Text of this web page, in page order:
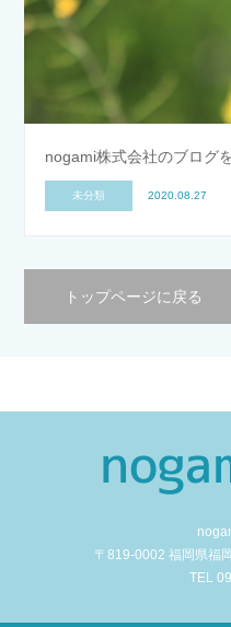
nogami株式会社のブログ
未分類 2020.08.27
トップページに戻る
〒819-0002 福岡県福
TEL